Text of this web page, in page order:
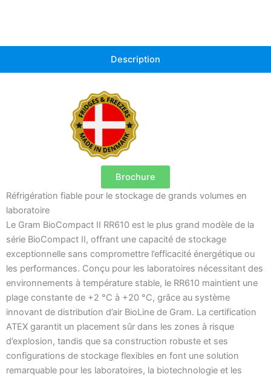
Description
Brochure
Réfrigération fiable pour le stockage de grands volumes en
laboratoire
Le Gram BioCompact II RR610 est le plus grand modèle de la
série BioCompact II, offrant une capacité de stockage
exceptionnelle sans compromettre l’efficacité énergétique ou
les performances. Conçu pour les laboratoires nécessitant des
environnements à température stable, le RR610 maintient une
plage constante de +2 °C à +20 °C, grâce au système
innovant de distribution d’air BioLine de Gram. La certification
ATEX garantit un placement sûr dans les zones à risque
d’explosion, tandis que sa construction robuste et ses
configurations de stockage flexibles en font une solution
remarquable pour les laboratoires, la biotechnologie et les